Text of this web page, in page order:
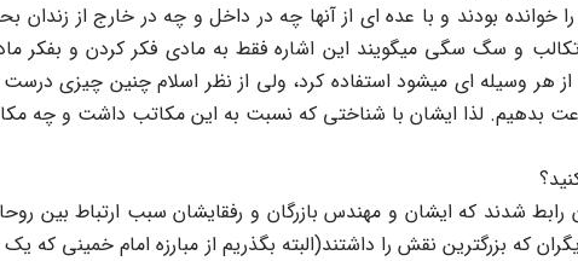
را خوانده بودند و با عده ای از آنها چه در داخل و چه در خارج از
و سگ سگی میگویند این اشاره فقط به مادی فکر کردن و بفکر
هر وسیله ای میشود استفاده کرد، ولی از نظر اسلام چنین چیزی
بدهیم. لذا ایشان با شناختی که نسبت به این مکاتب داشت و چه
شدند که ایشان و مهندس بازرگان و رفقایشان سبب ارتباط بین
که بزرگترین نقش را داشتند(البته بگذریم از مبارزه امام خمینی که